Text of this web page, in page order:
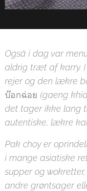
Også i dag var
aldrig træt af karry.
rejer og den lækre
บ๊อกฉ่อย (gaeng
det tager ikke lang
autentiske, lækre
Pak choy er
i mange asiatiske
supper og
andre grøntsager